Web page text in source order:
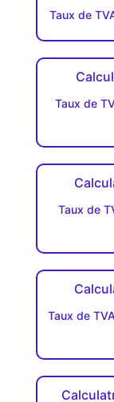
Taux de
Taux de
Taux de
Taux de